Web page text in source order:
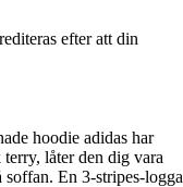
efter att din
hoodie adidas har
låter den dig vara
En 3-stripes-logga